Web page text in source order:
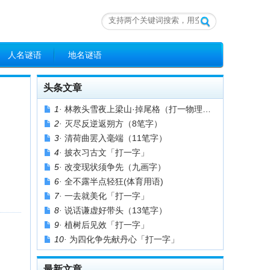
人名谜语 地名谜语
头条文章
1· 林教头雪夜上梁山·掉尾格（打一物理名词）
2· 灭尽反逆返朔方（8笔字）
3· 清荷曲罢入毫端（11笔字）
4· 披衣习古文「打一字」
5· 改变现状须争先（九画字）
6· 全不露半点轻狂(体育用语)
7· 一去就美化「打一字」
8· 说话谦虚好带头（13笔字）
9· 植树后见效「打一字」
10· 为四化争先献丹心「打一字」